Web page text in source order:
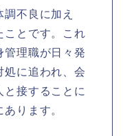
不良に加え
ことです。これ
管理職が日々発
処に追われ、会
と接することに
ります。